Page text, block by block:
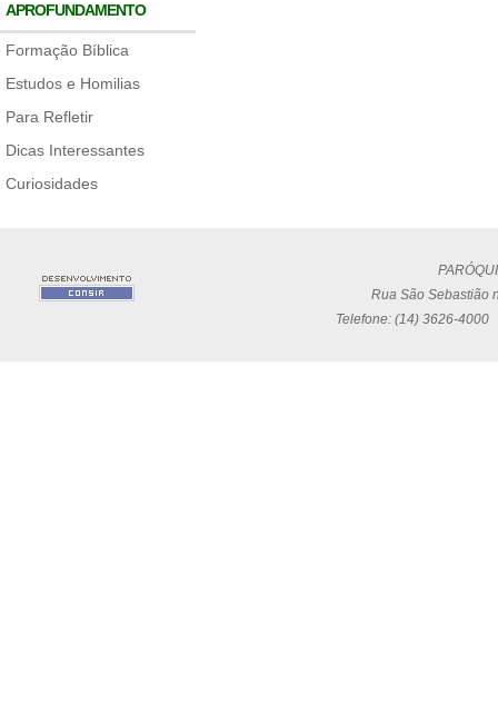
APROFUNDAMENTO
Formação Bíblica
Estudos e Homilias
Para Refletir
Dicas Interessantes
Curiosidades
Rua São Sebastião
Telefone: (14) 3626-